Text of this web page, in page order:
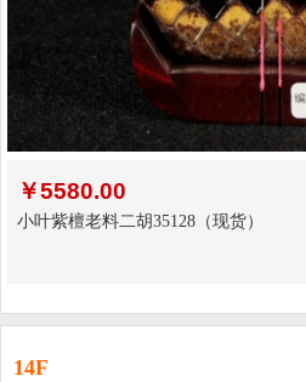
￥5580.00
小叶紫檀老料二胡35128（现货）
14F